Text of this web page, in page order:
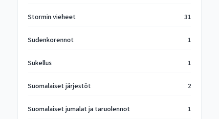
Stormin vieheet 31
Sudenkorennot 1
Sukellus 1
Suomalaiset järjestöt 2
Suomalaiset jumalat ja taruolennot 1